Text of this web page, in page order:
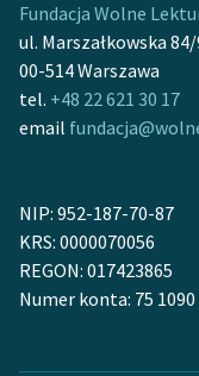
Starego Testamentu
Odkurzamy bohaterów
Szkoła Poezji Wolnych
Lektur
Kontakt
O projekcie
Fundacja Wolne
ul. Marszałkowska
00-514 Warszawa
tel. +48 22 621 30 17
email
NIP: 952-187-70-87
KRS: 0000070056
REGON: 017423865
Numer konta: 75 1090